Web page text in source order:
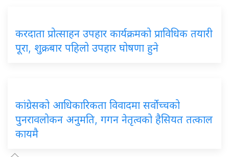
करदाता प्रोत्साहन उपहार कार्यक्रमको प्राविधिक तयारी
पूरा, शुक्रबार पहिलो उपहार घोषणा हुने
कांग्रेसको आधिकारिकता विवादमा सर्वोच्चको
पुनरावलोकन अनुमति, गगन नेतृत्वको हैसियत तत्काल
कायमै